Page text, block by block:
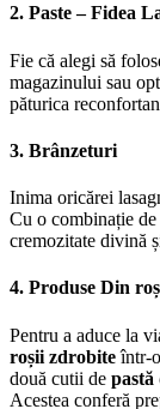
2. Paste – Fidea
Fie că alegi să
magazinului sau
păturica
3. Brânzeturi
Inima oricărei
Cu o combinație de
cremozitate divină
4. Produse Din
Pentru a aduce la
roșii zdrobiteîntr-
două cutii de pastă
Acestea conferă